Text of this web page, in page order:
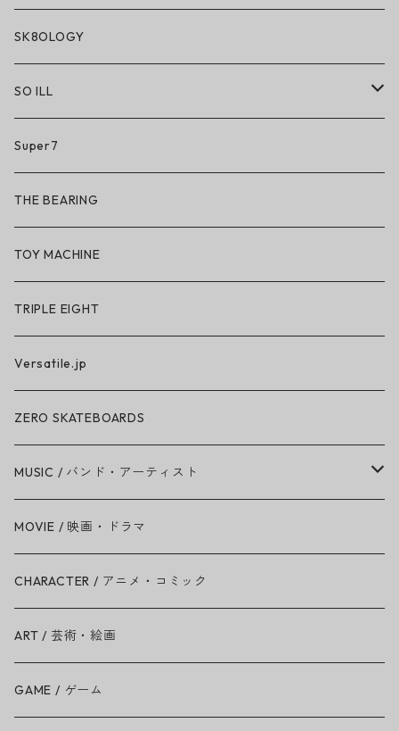
SK8OLOGY
SO ILL
So iLL
So iLL × ON THE ROAM
BN3TH × So iLL × ON THE ROAM
Super7
THE BEARING
TOY MACHINE
TRIPLE EIGHT
Versatile.jp
ZERO SKATEBOARDS
MUSIC / バンド・アーティスト
Amy Winehouse
Ariana Grande
BAD RELIGION
BEASTIE BOYS
MOVIE / 映画・ドラマ
CHARACTER / アニメ・コミック
ART / 芸術・絵画
GAME / ゲーム